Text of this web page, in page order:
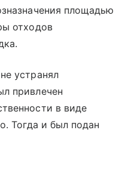
площадью
отходов
устранял
привлечен
в виде
Тогда и был подан